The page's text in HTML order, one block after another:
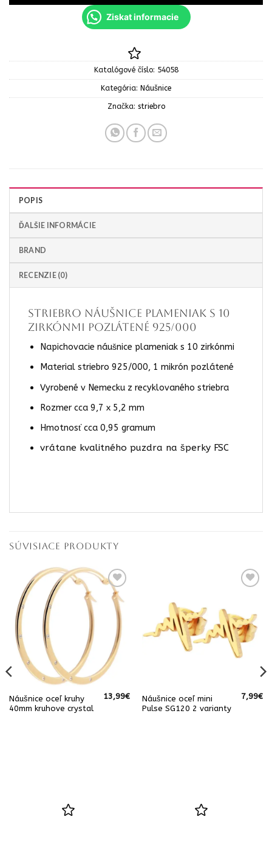
Ziskat informacie
Katalógové číslo: 54058
Kategória: Náušnice
Značka: striebro
POPIS
ĎALŠIE INFORMÁCIE
BRAND
RECENZIE (0)
STRIEBRO Náušnice plameniak s 10
zirkónmi pozlátené 925/000
Napichovacie náušnice plameniak s 10 zirkónmi
Material striebro 925/000, 1 mikrón pozlátené
Vyrobené v Nemecku z recyklovaného striebra
Rozmer cca 9,7 x 5,2 mm
Hmotnosť cca 0,95 gramum
vrátane kvalitného puzdra na šperky FSC
SÚVISIACE PRODUKTY
Náušnice oceľ kruhy
40mm kruhove crystal
13,99€
Náušnice oceľ mini
Pulse SG120 2 varianty
7,99€